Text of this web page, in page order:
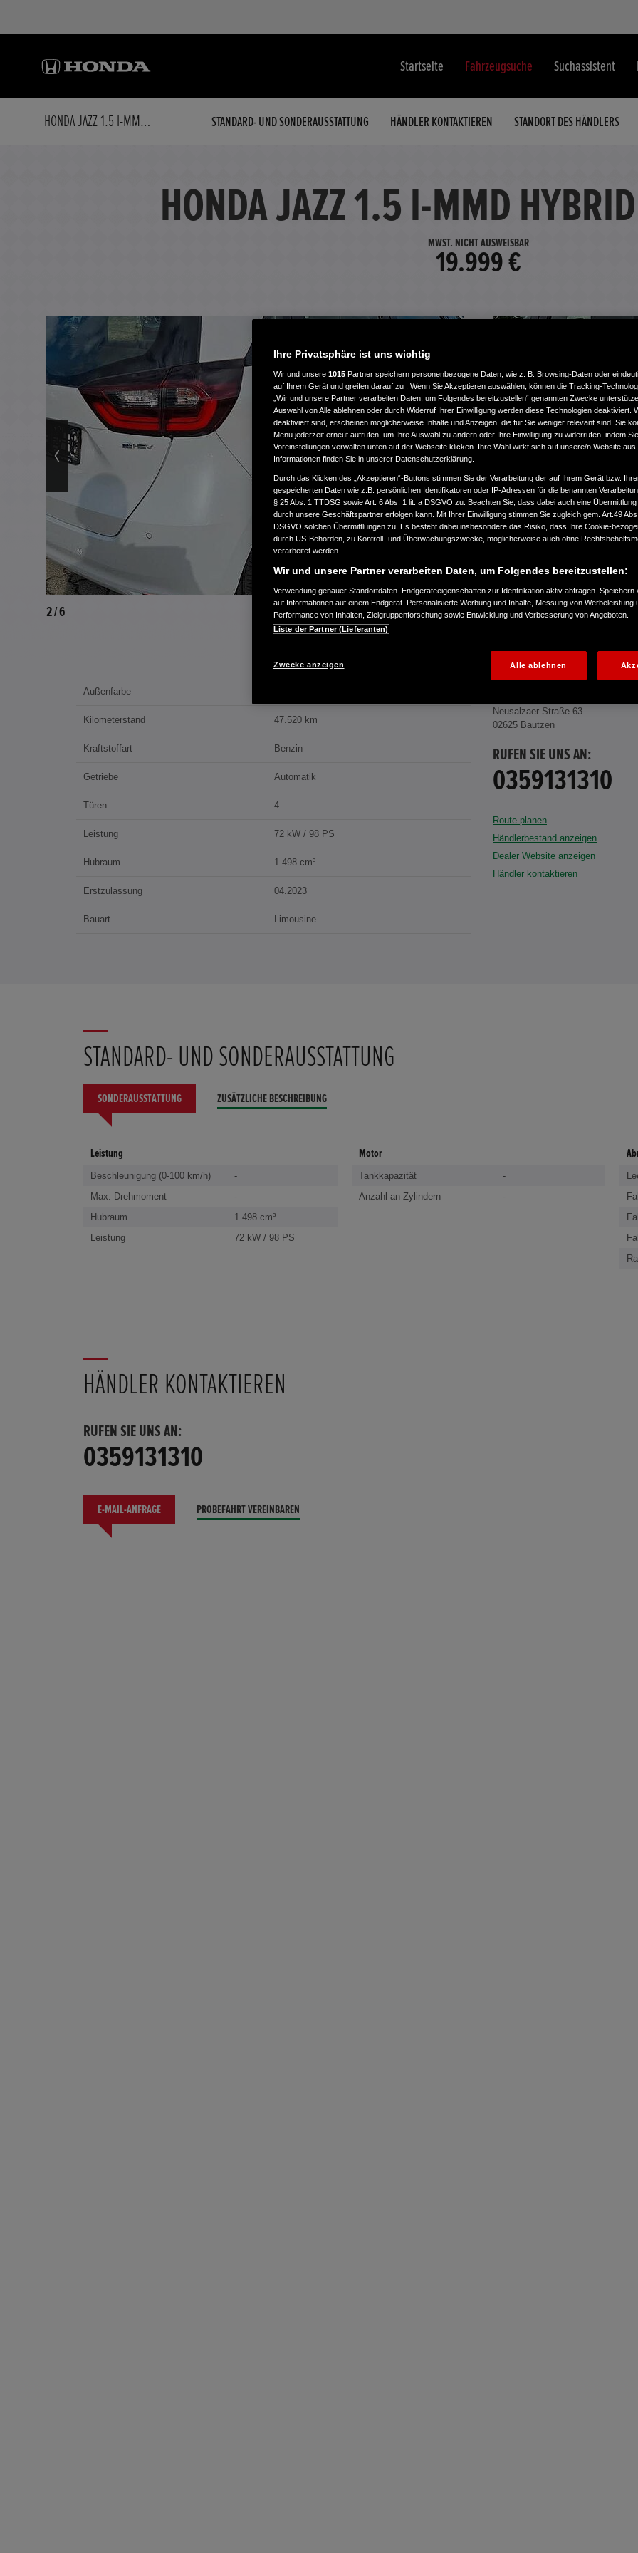
Startseite Fahrzeugsuche Suchassistent
HONDA JAZZ 1.5 I-MMD HYBRID ELEGANCE STANDARD- UND SONDERAUSSTATTUNG HÄNDLER KONTAKTIEREN STANDORT DES HÄNDLERS
HONDA JAZZ 1.5 I-MMD HYBRID
MWST. NICHT AUSWEISBAR
19.999 €
2 / 6
Außenfarbe
Kilometerstand 47.520 km
Kraftstoffart Benzin
Getriebe Automatik
Türen 4
Leistung 72 kW / 98 PS
Hubraum 1.498 cm³
Erstzulassung 04.2023
Bauart Limousine
Neusalzaer Straße 63
02625 Bautzen
RUFEN SIE UNS AN:
0359131310
Route planen
Händlerbestand anzeigen
Dealer Website anzeigen
Händler kontaktieren
STANDARD- UND SONDERAUSSTATTUNG
SONDERAUSSTATTUNG ZUSÄTZLICHE BESCHREIBUNG
Leistung
Beschleunigung (0-100 km/h)
-
Max. Drehmoment
-
Hubraum
1.498 cm³
Leistung
72 kW / 98 PS
Motor
Tankkapazität
-
Anzahl an Zylindern
-
HÄNDLER KONTAKTIEREN
RUFEN SIE UNS AN:
0359131310
E-MAIL-ANFRAGE PROBEFAHRT VEREINBAREN
Ihre Privatsphäre ist uns wichtig
Wir und unsere 1015 Partner speichern personenbezogene Daten, wie z. B. Browsing-Daten oder
auf Ihrem Gerät und greifen darauf zu . Wenn Sie Akzeptieren auswählen, können die Tracking-
„Wir und unsere Partner verarbeiten Daten, um Folgendes bereitzustellen“ genannten Zwecke
Auswahl von Alle ablehnen oder durch Widerruf Ihrer Einwilligung werden diese Technologien deaktiviert.
deaktiviert sind, erscheinen möglicherweise Inhalte und Anzeigen, die für Sie weniger relevant sind. Sie
Menü jederzeit erneut aufrufen, um Ihre Auswahl zu ändern oder Ihre Einwilligung zu widerrufen, indem
Voreinstellungen verwalten unten auf der Webseite klicken. Ihre Wahl wirkt sich auf unsere/n Website
Informationen finden Sie in unserer Datenschutzerklärung.
Durch das Klicken des „Akzeptieren“-Buttons stimmen Sie der Verarbeitung der auf Ihrem Gerät bzw.
gespeicherten Daten wie z.B. persönlichen Identifikatoren oder IP-Adressen für die benannten
§ 25 Abs. 1 TTDSG sowie Art. 6 Abs. 1 lit. a DSGVO zu. Beachten Sie, dass dabei auch eine Übermittlung
durch unsere Geschäftspartner erfolgen kann. Mit Ihrer Einwilligung stimmen Sie zugleich gem. Art.49
DSGVO solchen Übermittlungen zu. Es besteht dabei insbesondere das Risiko, dass Ihre Cookie-
durch US-Behörden, zu Kontroll- und Überwachungszwecke, möglicherweise auch ohne
verarbeitet werden.
Wir und unsere Partner verarbeiten Daten, um Folgendes bereitzustellen:
Verwendung genauer Standortdaten. Endgeräteeigenschaften zur Identifikation aktiv abfragen. Speichern
auf Informationen auf einem Endgerät. Personalisierte Werbung und Inhalte, Messung von Werbeleistung
Performance von Inhalten, Zielgruppenforschung sowie Entwicklung und Verbesserung von Angeboten.
Liste der Partner (Lieferanten)
Zwecke anzeigen Alle ablehnen